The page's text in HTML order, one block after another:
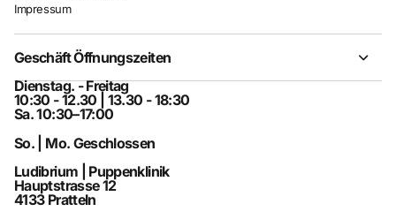
Impressum
Geschäft Öffnungszeiten
Dienstag. - Freitag
10:30 - 12.30 | 13.30 - 18:30
Sa. 10:30–17:00
So. | Mo. Geschlossen
Ludibrium | Puppenklinik
Hauptstrasse 12
4133 Pratteln